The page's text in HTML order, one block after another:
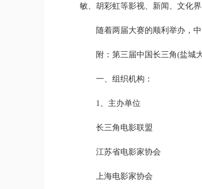
敏、胡彩虹等影视、新闻、文化
随着两届大赛的顺利举办，中
附：第三届中国长三角(盐城大
一、组织机构：
1、主办单位
长三角电影联盟
江苏省电影家协会
上海电影家协会